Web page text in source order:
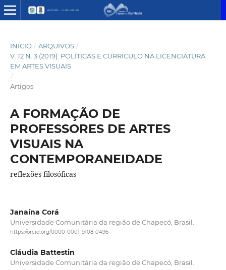
INÍCIO / ARQUIVOS /
V. 12 N. 3 (2019): POLÍTICAS E CURRÍCULO NA LICENCIATURA
EM ARTES VISUAIS
/
Artigos
A FORMAÇÃO DE
PROFESSORES DE ARTES
VISUAIS NA
CONTEMPORANEIDADE
reflexões filosóficas
Janaína Corá
Universidade Comunitária da região de Chapecó, Brasil.
https://orcid.org/0000-0001-9108-0496
Cláudia Battestin
Universidade Comunitária da região de Chapecó, Brasil.